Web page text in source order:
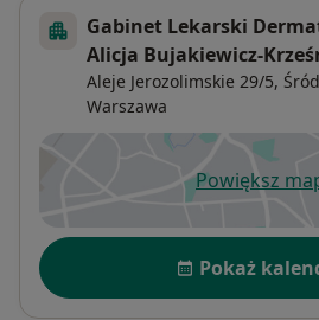
Gabinet Lekarski
Alicja Bujakiewicz-
Aleje Jerozolimskie 29/5,
Warszawa
Powiększ
Dostępność
Pokaż